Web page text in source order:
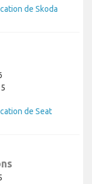
de Skoda
de Seat